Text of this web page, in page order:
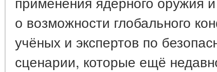
о возможности глобального
учёных и экспертов по
сценарии, которые ещё